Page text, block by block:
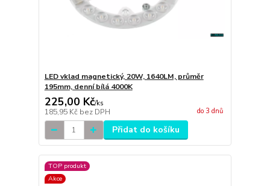
LED vklad magnetický, 20W, 1640LM, průměr
195mm, denní bílá 4000K
225,00 Kč/ks
185,95 Kč bez DPH do 3 dnů
Přidat do košíku
TOP produkt
Akce